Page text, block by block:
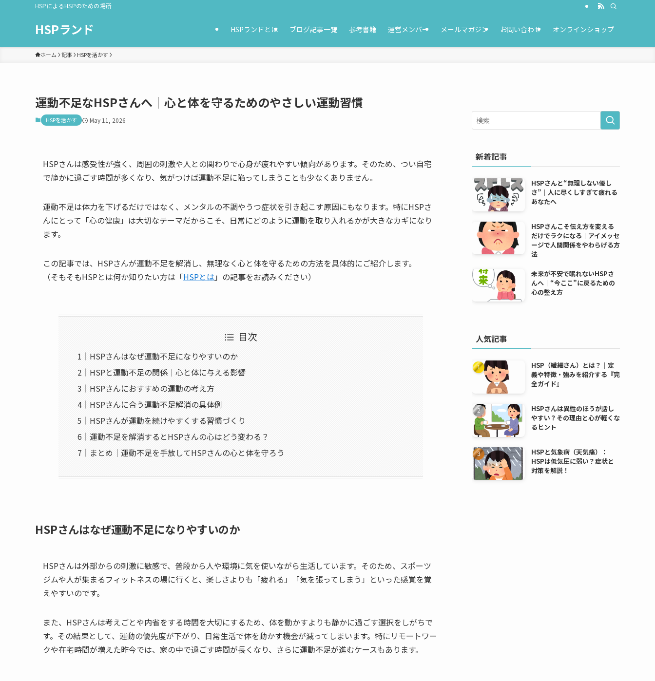
HSPによるHSPのための場所
HSPランド HSPランドとは ブログ記事一覧 参考書籍 運営メンバー メールマガジン お問い合わせ オンラインショップ
ホーム 記事 HSPを活かす
運動不足なHSPさんへ｜心と体を守るためのやさしい運動習慣
HSPを活かす May 11, 2026
HSPさんは感受性が強く、周囲の刺激や人との関わりで心身が疲れやすい傾向があります。そのため、つい自宅
で静かに過ごす時間が多くなり、気がつけば運動不足に陥ってしまうことも少なくありません。
運動不足は体力を下げるだけではなく、メンタルの不調やうつ症状を引き起こす原因にもなります。特にHSPさ
んにとって「心の健康」は大切なテーマだからこそ、日常にどのように運動を取り入れるかが大きなカギになり
ます。
この記事では、HSPさんが運動不足を解消し、無理なく心と体を守るための方法を具体的にご紹介します。
（そもそもHSPとは何か知りたい方は「HSPとは 」の記事をお読みください）
目次
HSPさんはなぜ運動不足になりやすいのか
HSPと運動不足の関係｜心と体に与える影響
HSPさんにおすすめの運動の考え方
HSPさんに合う運動不足解消の具体例
HSPさんが運動を続けやすくする習慣づくり
運動不足を解消するとHSPさんの心はどう変わる？
まとめ｜運動不足を手放してHSPさんの心と体を守ろう
HSPさんはなぜ運動不足になりやすいのか
HSPさんは外部からの刺激に敏感で、普段から人や環境に気を使いながら生活しています。そのため、スポーツ
ジムや人が集まるフィットネスの場に行くと、楽しさよりも「疲れる」「気を張ってしまう」といった感覚を覚
えやすいのです。
また、HSPさんは考えごとや内省をする時間を大切にするため、体を動かすよりも静かに過ごす選択をしがちで
す。その結果として、運動の優先度が下がり、日常生活で体を動かす機会が減ってしまいます。特にリモートワー
クや在宅時間が増えた昨今では、家の中で過ごす時間が長くなり、さらに運動不足が進むケースもあります。
新着記事
HSPさんと“無理しない優し
さ”｜人に尽くしすぎて疲れる
あなたへ
HSPさんこそ伝え方を変える
だけでラクになる｜アイメッセ
ージで人間関係をやわらげる方
法
未来が不安で眠れないHSPさ
んへ｜“今ここ”に戻るための
心の整え方
人気記事
HSP（繊細さん）とは？｜定
義や特徴・強みを紹介する『完
全ガイド』
HSPさんは異性のほうが話し
やすい？その理由と心が軽くな
るヒント
HSPと気象病（天気痛）：
HSPは低気圧に弱い？症状と
対策を解説！